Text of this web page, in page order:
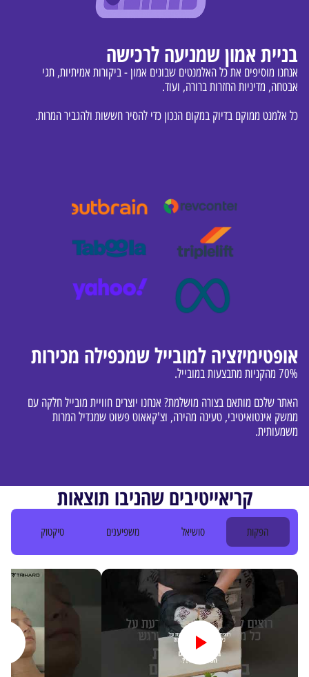
בניית אמון שמניעה לרכישה
אנחנו מוסיפים את כל האלמנטים שבונים אמון - ביקורות אמיתיות, תגי
אבטחה, מדיניות החזרות ברורה, ועוד.
כל אלמנט ממוקם בדיוק במקום הנכון כדי להסיר חששות ולהגביר המרות.
אופטימיזציה למובייל שמכפילה מכירות
70% מהקניות מתבצעות במובייל.
האתר שלכם מותאם בצורה מושלמת? אנחנו יוצרים חוויית מובייל חלקה עם
ממשק אינטואיטיבי, טעינה מהירה, וצ'קאאוט פשוט שמגדיל המרות
משמעותית.
קריאייטיבים שהניבו תוצאות
הפקות סושיאל משפיענים טיקטוק